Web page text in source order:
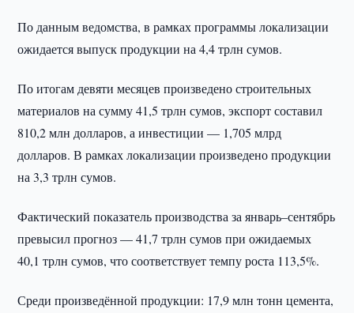
По данным ведомства, в рамках программы локализации
ожидается выпуск продукции на 4,4 трлн сумов.
По итогам девяти месяцев произведено строительных
материалов на сумму 41,5 трлн сумов, экспорт составил
810,2 млн долларов, а инвестиции — 1,705 млрд
долларов. В рамках локализации произведено продукции
на 3,3 трлн сумов.
Фактический показатель производства за январь–сентябрь
превысил прогноз — 41,7 трлн сумов при ожидаемых
40,1 трлн сумов, что соответствует темпу роста 113,5%.
Среди произведённой продукции: 17,9 млн тонн цемента,